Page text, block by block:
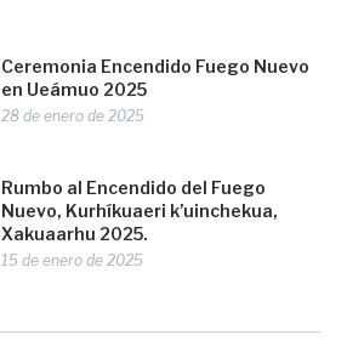
Ceremonia Encendido Fuego Nuevo
en Ueámuo 2025
28 de enero de 2025
Rumbo al Encendido del Fuego
Nuevo, Kurhíkuaeri k’uinchekua,
Xakuaarhu 2025.
15 de enero de 2025